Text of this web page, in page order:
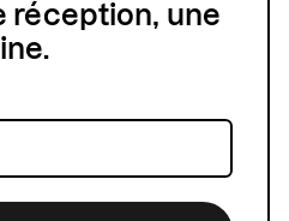
réception, une